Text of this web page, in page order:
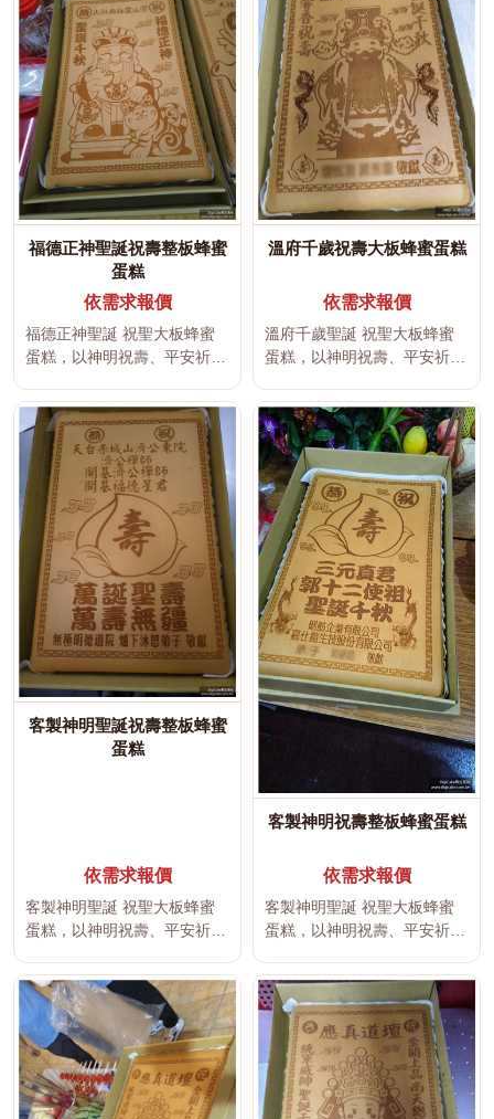
福德正神聖誕祝壽整板蜂蜜
蛋糕
依需求報價
福德正神聖誕 祝聖大板蜂蜜
蛋糕，以神明祝壽、平安祈
為設計主...
溫府千歲祝壽大板蜂蜜蛋糕
依需求報價
溫府千歲聖誕 祝聖大板蜂蜜
蛋糕，以神明祝壽、平安祈
為設計主...
客製神明聖誕祝壽整板蜂蜜
蛋糕
依需求報價
客製神明聖誕 祝聖大板蜂蜜
蛋糕，以神明祝壽、平安祈
為設計主...
客製神明祝壽整板蜂蜜蛋糕
依需求報價
客製神明聖誕 祝聖大板蜂蜜
蛋糕，以神明祝壽、平安祈
為設計主...